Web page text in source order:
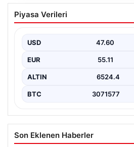
Bolu’da Vahşet: Yavru
İğrenç Olay Kameralara
günlerde meydana gelen
sakinleri derinden sarstı. Elektrikli…
Piyasa Verileri
USD 47.60
EUR 55.11
ALTIN 6524.4
BTC 3071577
Son Eklenen Haberler